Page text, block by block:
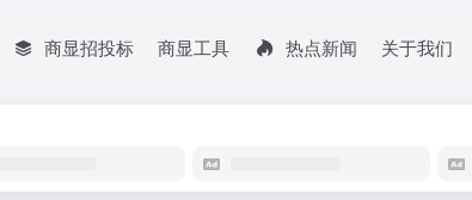
商显招投标 商显工具 热点新闻 关于我们